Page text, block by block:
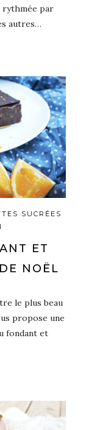
rythmée par
autres…
SUCRÉES
ET
NOËL
le plus beau
propose une
fondant et